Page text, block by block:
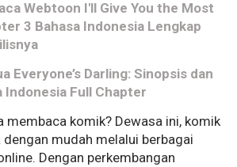
Webtoon I'll Give You the Most
3 Bahasa Indonesia Lengkap
Everyone’s Darling: Sinopsis dan
Indonesia Full Chapter
membaca komik? Dewasa ini, komik
mudah melalui berbagai
Dengan perkembangan